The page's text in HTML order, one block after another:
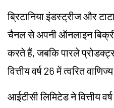
ब्रिटानिया इंडस्ट्रीज और
चैनल से अपनी ऑनलाइन
करते हैं, जबकि पारले
वित्तीय वर्ष 26 में त्वरित
आईटीसी लिमिटेड ने वित्तीय